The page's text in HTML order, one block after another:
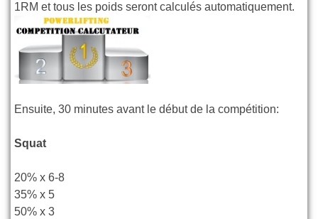
1RM et tous les poids seront calculés automatiquement.
Ensuite, 30 minutes avant le début de la compétition:
Squat
20% x 6-8
35% x 5
50% x 3